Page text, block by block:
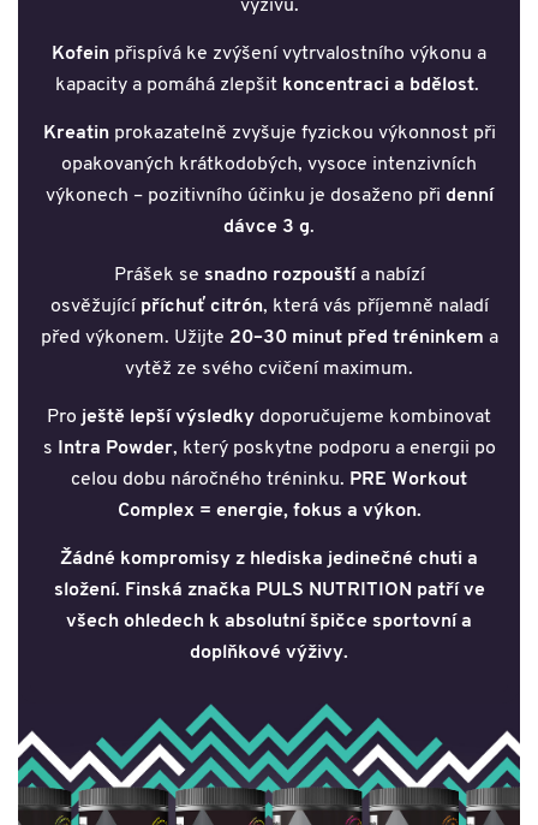
výživu.
Kofein přispívá ke zvýšení vytrvalostního výkonu a
kapacity a pomáhá zlepšit koncentraci a bdělost.
Kreatinprokazatelně zvyšuje fyzickou výkonnost při
opakovaných krátkodobých, vysoce intenzivních
výkonech – pozitivního účinku je dosaženo při denní
dávce 3 g.
Prášek se snadno rozpouštía nabízí
osvěžující příchuť citrón, která vás příjemně naladí
před výkonem. Užijte 20–30 minut před tréninkem a
vytěž ze svého cvičení maximum.
Pro ještě lepší výsledky doporučujeme kombinovat
s Intra Powder, který poskytne podporu a energii po
celou dobu náročného tréninku. PRE Workout
Complex = energie, fokus a výkon.
Žádné kompromisy z hlediska jedinečné chuti a
složení. Finská značka PULS NUTRITION patří ve
všech ohledech k absolutní špičce sportovní a
doplňkové výživy.